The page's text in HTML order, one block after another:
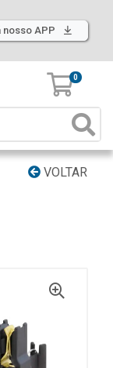
nosso APP
0
VOLTAR